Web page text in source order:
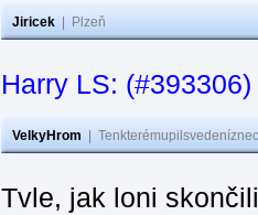
Jiricek Plzeň
Harry LS:
VelkyHrom
Tvle, jak loni